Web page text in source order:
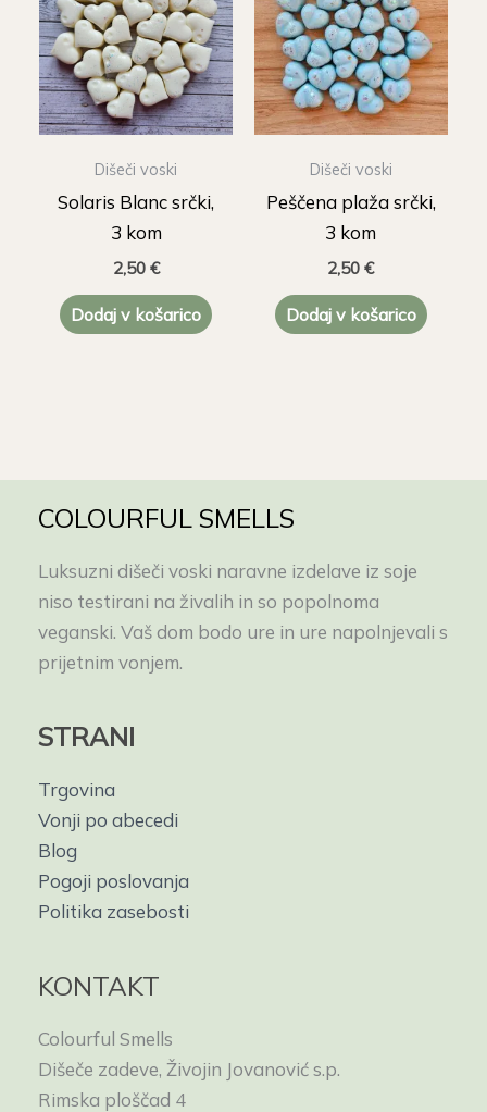
Dišeči voski
Solaris Blanc srčki,
3 kom
2,50 €
Dodaj v košarico
Dišeči voski
Peščena plaža srčki,
3 kom
2,50€
Dodaj v košarico
COLOURFUL SMELLS
Luksuzni dišeči voski naravne izdelave iz soje
niso testirani na živalih in so popolnoma
veganski. Vaš dom bodo ure in ure napolnjevali s
prijetnim vonjem.
STRANI
Trgovina
Vonji po abecedi
Blog
Pogoji poslovanja
Politika zasebosti
KONTAKT
Colourful Smells
Dišeče zadeve, Živojin Jovanović s.p.
Rimska ploščad 4